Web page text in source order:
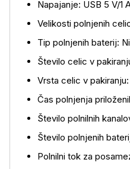
Več o izdelku
Napajanje: USB 5 V/1
Velikosti polnjenih
Tip polnjenih baterij:
Število celic v
Vrsta celic v
Čas polnjenja
Število polnilnih
Število polnjenih
Polnilni tok za